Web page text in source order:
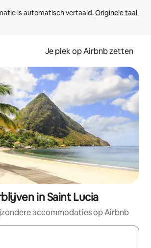
is automatisch vertaald. Originele taal
Je plek op Airbnb zetten
in Saint Lucia
accommodaties op Airbnb
beschikbaar zijn, maak je een keuze